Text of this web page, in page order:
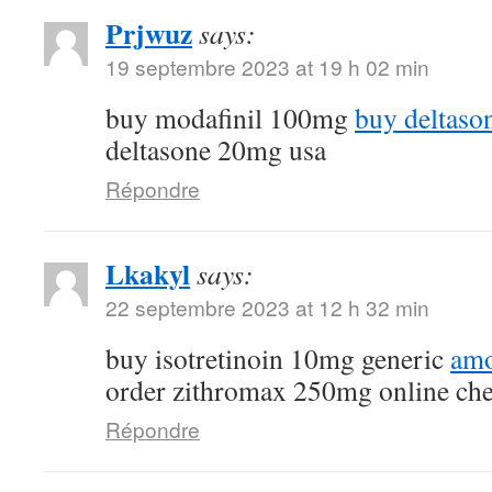
Prjwuzsays:
19 septembre 2023 at 19 h 02 min
buy modafinil 100mg buy
deltasone 20mg usa
Répondre
Lkakylsays:
22 septembre 2023 at 12 h 32 min
buy isotretinoin 10mg generic
order zithromax 250mg online
Répondre